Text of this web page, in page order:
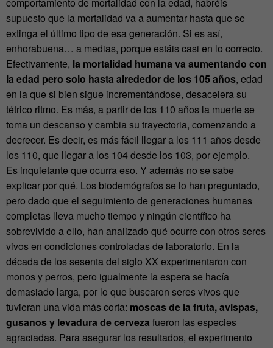
supuesto que la mortalidad va a aumentar hasta que se
extinga el último tipo de esa generación. Si es así,
enhorabuena… a medias, porque estáis casi en lo correcto.
Efectivamente, la mortalidad humana va aumentando con
la edad pero solo hasta alrededor de los 105 años, edad
en la que si bien sigue incrementándose, desacelera su
tétrico ritmo. Es más, a partir de los 110 años la muerte se
toma un descanso y cambia su trayectoria, comenzando a
decrecer. Es decir, es más fácil llegar a los 111 años desde
los 110, que llegar a los 104 desde los 103, por ejemplo.
Es inquietante que ocurra eso. Y además no se sabe
explicar por qué. Los biodemógrafos se lo han preguntado,
pero dado que el seguimiento de generaciones humanas
completas lleva mucho tiempo y ningún científico ha
sobrevivido a ello, han analizado qué ocurre con otros seres
vivos en condiciones controladas de laboratorio. En la
década de los sesenta del siglo XX experimentaron con
monos y perros, pero igualmente la espera se hacía
demasiado larga, por lo que buscaron seres vivos que
tuvieran una vida más corta: moscas de la fruta, avispas,
gusanos y levadura de cerveza fueron las especies
agraciadas. Para asegurar los resultados, el experimento